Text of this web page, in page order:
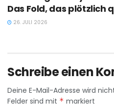
Das Fold, das plötzlich
26. JULI 2026
Schreibe einen
Deine E-Mail-Adresse wird
Felder sind mit * markiert